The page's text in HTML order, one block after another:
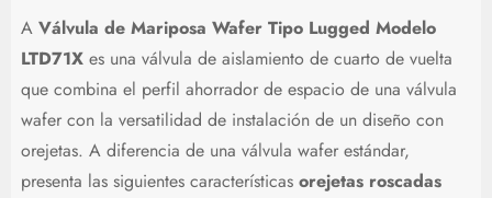
A Válvula de Mariposa Wafer Tipo Lugged Modelo
LTD71Xes una válvula de aislamiento de cuarto de vuelta
que combina el perfil ahorrador de espacio de una válvula
wafer con la versatilidad de instalación de un diseño con
orejetas. A diferencia de una válvula wafer estándar,
presenta las siguientes características orejetas roscadas